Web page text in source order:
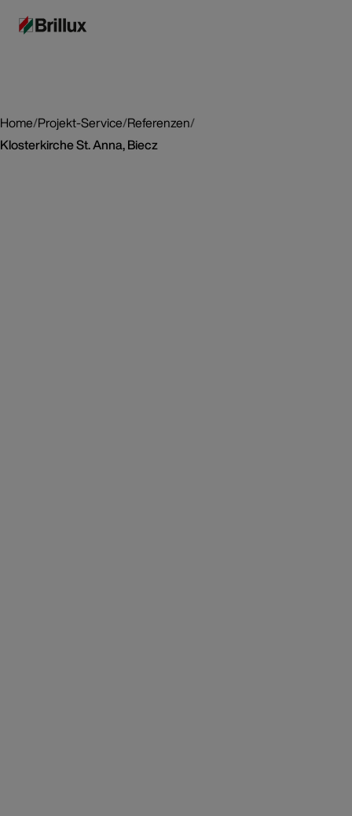
Home/Projekt-Service/Referenzen/
Klosterkirche St. Anna, Biecz